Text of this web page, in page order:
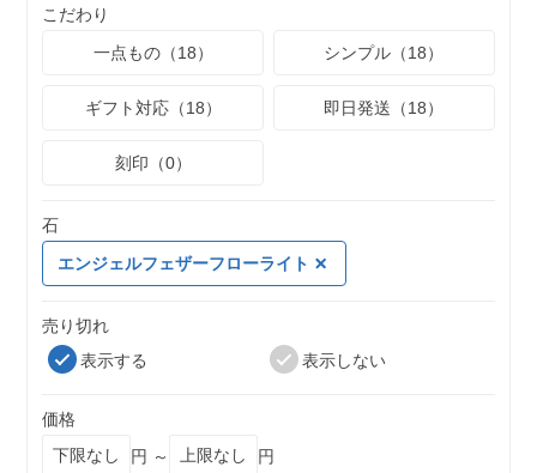
こだわり
一点もの（18）
シンプル（18）
ギフト対応（18） 即日発送（18）
刻印（0）
石
エンジェルフェザーフローライト
売り切れ
表示する
表示しない
価格
円 ～
円